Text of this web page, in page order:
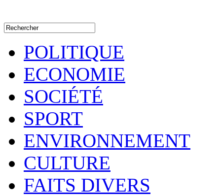
POLITIQUE
ECONOMIE
SOCIÉTÉ
SPORT
ENVIRONNEMENT
CULTURE
FAITS DIVERS